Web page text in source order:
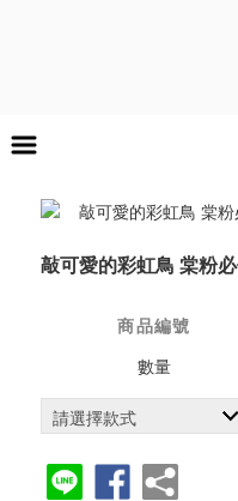
敲可愛的彩虹鳥 棠粉
商品編號
數量